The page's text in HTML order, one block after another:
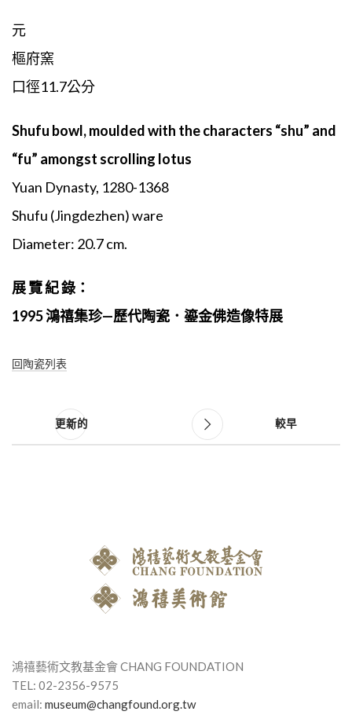
元
樞府窯
口徑11.7公分
Shufu bowl, moulded with the characters “shu” and
“fu” amongst scrolling lotus
Yuan Dynasty, 1280-1368
Shufu (Jingdezhen) ware
Diameter: 20.7 cm.
展 覽 紀 錄：
1995 鴻禧集珍—歷代陶瓷．鎏金佛造像特展
回陶瓷列表
更新的 較早
鴻禧藝術文教基金會 CHANG FOUNDATION
TEL: 02-2356-9575
email: museum@changfound.org.tw